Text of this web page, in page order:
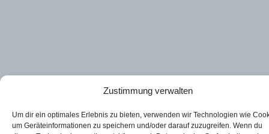
Zustimmung verwalten
Um dir ein optimales Erlebnis zu bieten, verwenden wir Technologien wie
um Geräteinformationen zu speichern und/oder darauf zuzugreifen. Wenn du